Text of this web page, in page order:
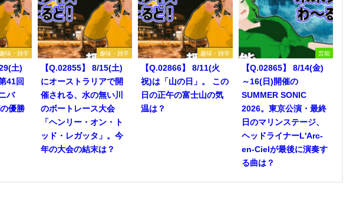
趣味・雑学
土)
41回
バ
優勝
趣味・雑学
【Q.02855】 8/15(土)
にオーストラリアで開
催される、水の無い川
のボートレース大会
「ヘンリー・オン・ト
ッド・レガッタ」。今
年の大会の結末は？
趣味・雑学
【Q.02866】 8/11(火
祝)は「山の日」。 この
日の正午の富士山の気
温は？
芸能
【Q.02865】 8/14(金)
～16(日)開催の
SUMMER SONIC
2026。東京公演・最終
日のマリンステージ、
ヘッドライナーL'Arc-
en-Cielが最後に演奏す
る曲は？